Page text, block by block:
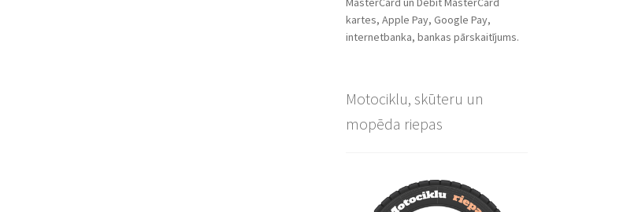
kartes, Apple Pay, Google Pay,
internetbanka, bankas pārskaitījums.
Motociklu, skūteru un
mopēda riepas